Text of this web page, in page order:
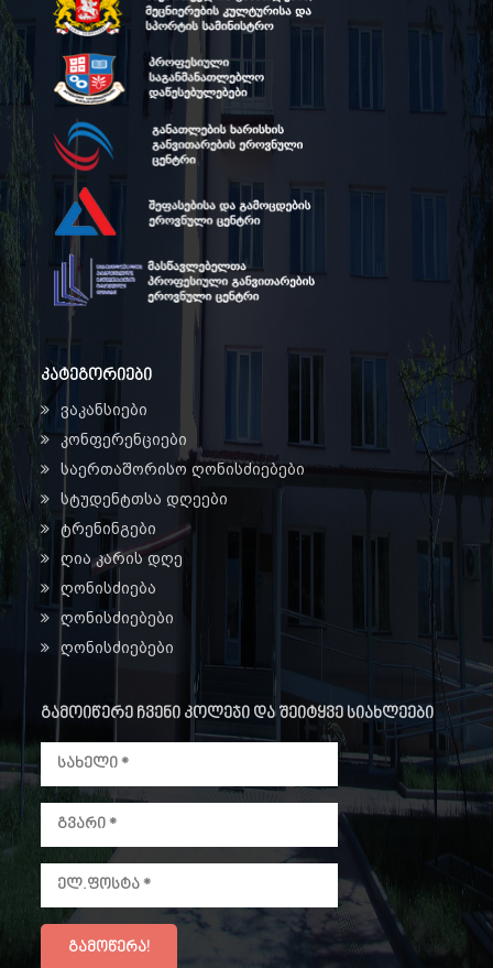
კატეგორიები
ვაკანსიები
კონფერენციები
საერთაშორისო ღონისძიებები
სტუდენტთსა დღეები
ტრენინგები
ღია კარის დღე
ღონისძიება
ღონისძიებები
ღონისძიებები
გამოიწერე ჩვენი კოლეჯი და შეიტყვე სიახლეები